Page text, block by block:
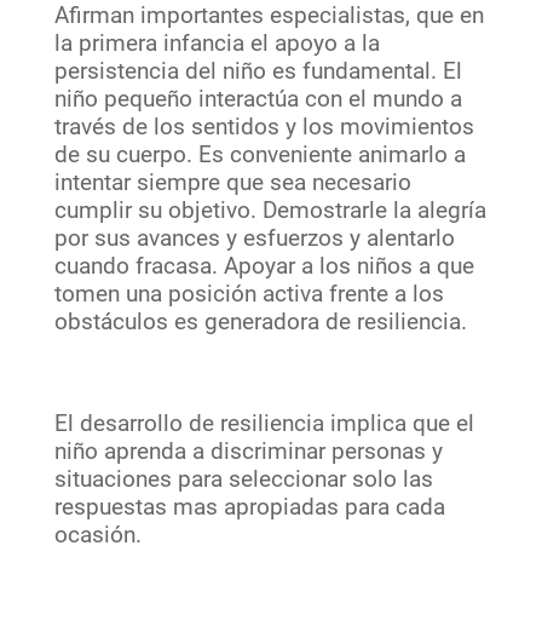
Afirman importantes especialistas, que en
la primera infancia el apoyo a la
persistencia del niño es fundamental. El
niño pequeño interactúa con el mundo a
través de los sentidos y los movimientos
de su cuerpo. Es conveniente animarlo a
intentar siempre que sea necesario
cumplir su objetivo. Demostrarle la alegría
por sus avances y esfuerzos y alentarlo
cuando fracasa. Apoyar a los niños a que
tomen una posición activa frente a los
obstáculos es generadora de resiliencia.
El desarrollo de resiliencia implica que el
niño aprenda a discriminar personas y
situaciones para seleccionar solo las
respuestas mas apropiadas para cada
ocasión.